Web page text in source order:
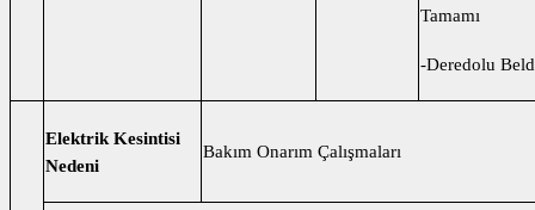
Tamamı
-Deredolu
Elektrik Kesintisi
Nedeni
Bakım Onarım Çalışmaları